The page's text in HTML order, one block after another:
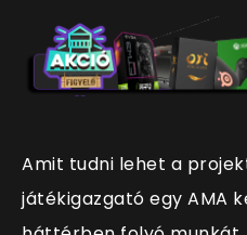
Amit tudni lehet a
játékigazgató egy AMA